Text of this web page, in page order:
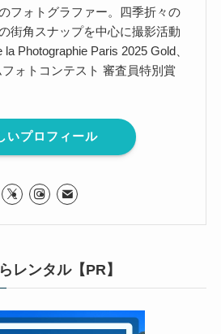
フォトグラファー。四季折々の
街角スナップを中心に撮影活動
Photographie Paris 2025 Gold、
ォトコンテスト 審査員特別賞
いプロフィール
レンタル【PR】